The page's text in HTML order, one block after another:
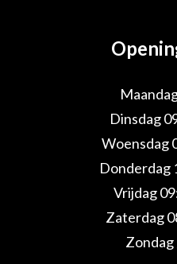
Dinsdag
Woensdag
Donderdag
Vrijdag
Zaterdag